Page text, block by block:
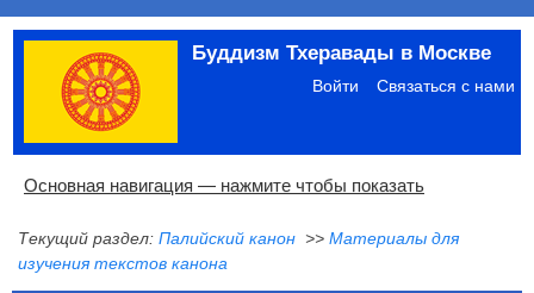
Перейти
основному
содержанию
Буддизм Тхеравады в Москве
Меню
учётной
записи
пользователя
Войти Связаться с нами
Основная
Основная навигация — нажмите чтобы показать
Главная
Община
Палийский канон
Язык пали
Материалы по темам
Современная литература
Блоги
Ссылки
Поиск
Текущий раздел: Палийский канон >> Материалы для
изучения текстов канона